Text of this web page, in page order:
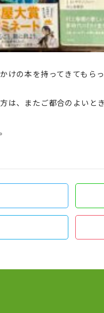
けの本を持ってきてもら
は、またご都合のよいと